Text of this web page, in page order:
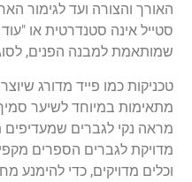
האורך והצורה ועד לגימור
סטייל אינה סטנדרטית או
שמותאמת למבנה הפנים, לסוג
טכניקות כמו פייד מדורג
מתאימות במיוחד לשיער
מראה נקי לגברים
מדויקת לגברים הספרים
וכלים מדויקים, כדי להימנע